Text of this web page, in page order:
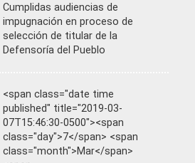
Cumplidas audiencias de
impugnación en proceso de
selección de titular de la
Defensoría del Pueblo
<span class="date time
published" title="2019-03-
07T15:46:30-0500"><span
class="day">7</span> <span
class="month">Mar</span>